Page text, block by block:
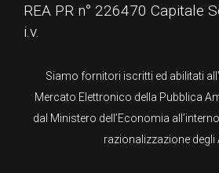
REA PR n° 226470 Capitale
i.v.
Siamo fornitori iscritti ed abilitati
Mercato Elettronico della Pubblica
dal Ministero dell’Economia
razionalizzazione